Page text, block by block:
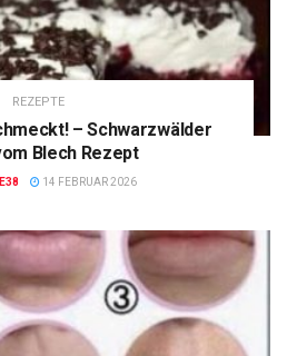
REZEPTE
– Schwarzwälder
Blech Rezept
14 FEBRUAR 2026